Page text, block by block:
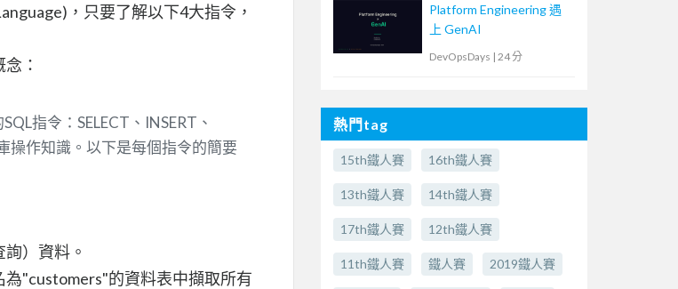
，只要了解以下4大指令，
：
指令：SELECT、INSERT、
操作知識。以下是每個指令的簡要
）資料。
為"customers"的資料表中擷取所有
Platform Engineering 遇
上 GenAI
DevOpsDays | 24 分
熱門tag
15th鐵人賽 16th鐵人賽
13th鐵人賽 14th鐵人賽
17th鐵人賽 12th鐵人賽
11th鐵人賽 鐵人賽 2019鐵人賽